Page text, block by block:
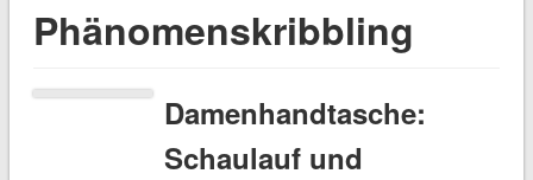
Phänomenskribbling
Damenhandtasche:
Schaulauf und